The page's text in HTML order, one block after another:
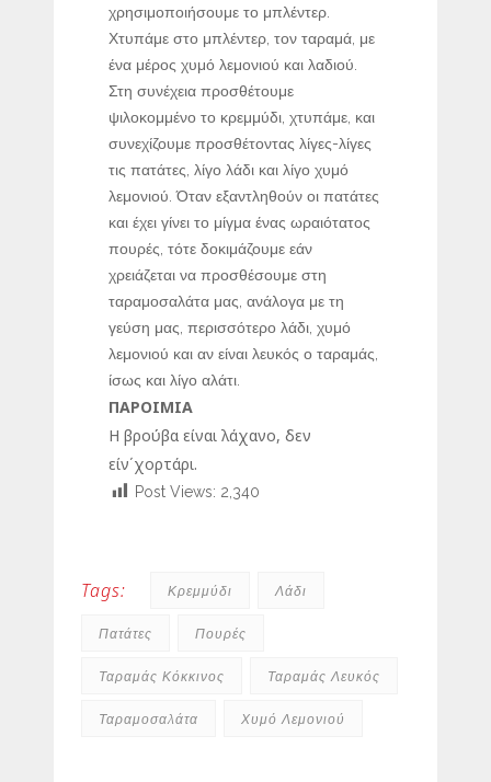
χρησιμοποιήσουμε το μπλέντερ.
Χτυπάμε στο μπλέντερ, τον ταραμά, με
ένα μέρος χυμό λεμονιού και λαδιού.
Στη συνέχεια προσθέτουμε
ψιλοκομμένο το κρεμμύδι, χτυπάμε, και
συνεχίζουμε προσθέτοντας λίγες-λίγες
τις πατάτες, λίγο λάδι και λίγο χυμό
λεμονιού. Όταν εξαντληθούν οι πατάτες
και έχει γίνει το μίγμα ένας ωραιότατος
πουρές, τότε δοκιμάζουμε εάν
χρειάζεται να προσθέσουμε στη
ταραμοσαλάτα μας, ανάλογα με τη
γεύση μας, περισσότερο λάδι, χυμό
λεμονιού και αν είναι λευκός ο ταραμάς,
ίσως και λίγο αλάτι.
ΠΑΡΟΙΜΙΑ
Η βρούβα είναι λάχανο, δεν
είν΄χορτάρι.
Post Views: 2,340
Tags: Κρεμμύδι Λάδι
Πατάτες Πουρές
Ταραμάς Κόκκινος Ταραμάς Λευκός
Ταραμοσαλάτα Χυμό Λεμονιού